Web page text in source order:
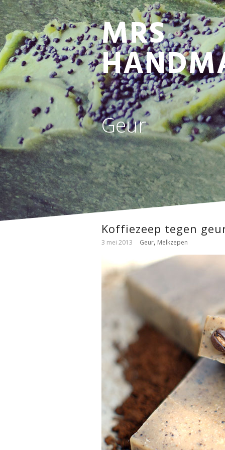
MRS
Geur
Koffiezeep tegen
3 mei 2013 Geur, Melkzepen